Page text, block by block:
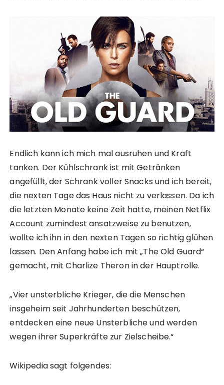
Endlich kann ich mich mal ausruhen und Kraft
tanken. Der Kühlschrank ist mit Getränken
angefüllt, der Schrank voller Snacks und ich bereit,
die nexten Tage das Haus nicht zu verlassen. Da ich
die letzten Monate keine Zeit hatte, meinen Netflix
Account zumindest ansatzweise zu benutzen,
wollte ich ihn in den nexten Tagen so richtig glühen
lassen. Den Anfang habe ich mit „The Old Guard“
gemacht, mit Charlize Theron in der Hauptrolle.
„Vier unsterbliche Krieger, die die Menschen
insgeheim seit Jahrhunderten beschützen,
entdecken eine neue Unsterbliche und werden
wegen ihrer Superkräfte zur Zielscheibe.“
Wikipedia sagt folgendes: